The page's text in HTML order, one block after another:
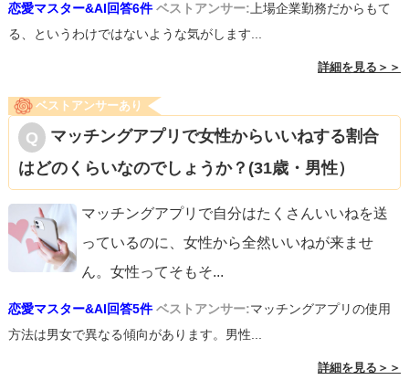
恋愛マスター&AI回答6件 ベストアンサー:上場企業勤務だからもて
る、というわけではないような気がします...
詳細を見る＞＞
ベストアンサーあり
マッチングアプリで女性からいいねする割合
はどのくらいなのでしょうか？(31歳・男性）
マッチングアプリで自分はたくさんいいねを送
っているのに、女性から全然いいねが来ませ
ん。女性ってそもそ...
恋愛マスター&AI回答5件 ベストアンサー:マッチングアプリの使用
方法は男女で異なる傾向があります。男性...
詳細を見る＞＞